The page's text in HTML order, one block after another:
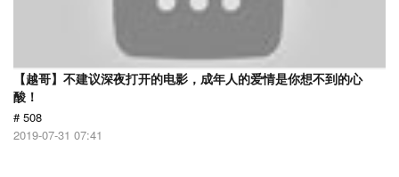
【越哥】不建议深夜打开的电影，成年人的爱情是你想不到的心
酸！
# 508
2019-07-31 07:41